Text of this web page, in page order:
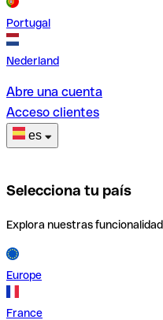
Portugal
Nederland
Abre una cuenta
Acceso clientes
es
Selecciona tu país
Explora nuestras
Europe
France